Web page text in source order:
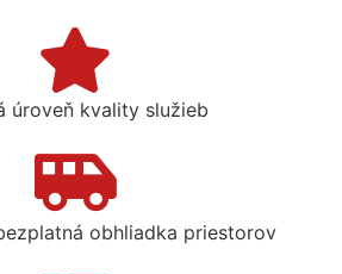
úroveň kvality služieb
obhliadka priestorov